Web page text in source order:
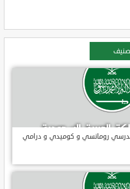
مدرسي رومانسي و كوميدي و درامي